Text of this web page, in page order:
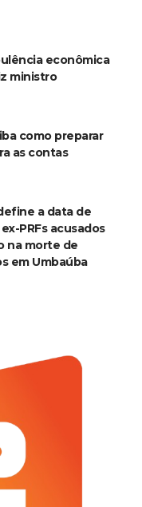
econômica
ministro
como preparar
as contas
a data de
PRFs acusados
na morte de
em Umbaúba